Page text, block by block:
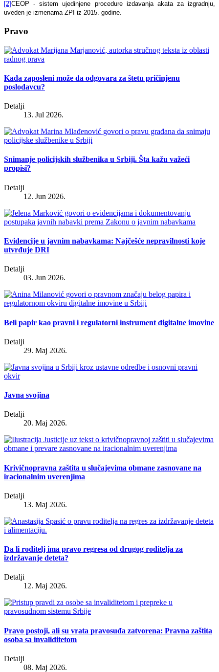
[2]CEOP - sistem ujedinjene procedure izdavanja akata za izgradnju,
uveden je izmenama ZPI iz 2015. godine.
Pravo
Kada zaposleni može da odgovara za štetu pričinjenu
poslodavcu?
Detalji
13. Jul 2026.
Snimanje policijskih službenika u Srbiji. Šta kažu važeći
propisi?
Detalji
12. Jun 2026.
Evidencije u javnim nabavkama: Najčešće nepravilnosti koje
utvrđuje DRI
Detalji
03. Jun 2026.
Beli papir kao pravni i regulatorni instrument digitalne imovine
Detalji
29. Maj 2026.
Javna svojina
Detalji
20. Maj 2026.
Krivičnopravna zaštita u slučajevima obmane zasnovane na
iracionalnim uverenjima
Detalji
13. Maj 2026.
Da li roditelj ima pravo regresa od drugog roditelja za
izdržavanje deteta?
Detalji
12. Maj 2026.
Pravo postoji, ali su vrata pravosuđa zatvorena: Pravna zaštita
osoba sa invaliditetom
Detalji
08. Maj 2026.